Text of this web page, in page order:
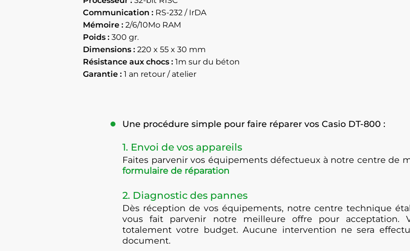
Communication : RS-232 / IrDA
Mémoire : 2/6/10Mo RAM
Poids : 300 gr.
Dimensions : 220 x 55 x 30 mm
Résistance aux chocs : 1m sur du béton
Garantie : 1 an retour / atelier
Une procédure simple pour faire réparer vos Casio DT-800 :
1. Envoi de vos appareils
Faites parvenir vos équipements défectueux à notre centre de
formulaire de réparation
2. Diagnostic des pannes
Dès réception de vos équipements, notre centre technique
vous fait parvenir notre meilleure offre pour acceptation.
totalement votre budget. Aucune intervention ne sera
document.